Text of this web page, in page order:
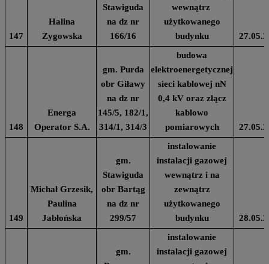
147
Halina
Zygowska
Stawiguda
na dz nr
166/16
wewnątrz
użytkowanego
budynku
148
Energa
Operator S.A.
gm. Purda
obr Giławy
na dz nr
145/5, 182/1,
314/1, 314/3
budowa
elektroenergetycznej
sieci kablowej nN
0,4 kV oraz złącz
kablowo
pomiarowych
149
Michał Grzesik,
Paulina
Jabłońska
gm.
Stawiguda
obr Bartąg
na dz nr
299/57
instalowanie
instalacji gazowej
wewnątrz i na
zewnątrz
użytkowanego
budynku
gm.
instalowanie
instalacji gazowej